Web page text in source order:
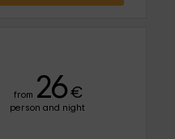
from 26 €
person and night